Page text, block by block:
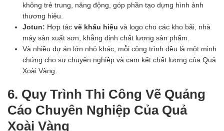
không trẻ trung, năng động, góp phần tạo dựng hình ảnh
thương hiệu.
Jotun: Hợp tác vẽ khẩu hiệu và logo cho các kho bãi, nhà
máy sản xuất sơn, khẳng định chất lượng sản phẩm.
Và nhiều dự án lớn nhỏ khác, mỗi công trình đều là một minh
chứng cho sự chuyên nghiệp và cam kết chất lượng của Quả
Xoài Vàng.
6. Quy Trình Thi Công Vẽ Quảng
Cáo Chuyên Nghiệp Của Quả
Xoài Vàng